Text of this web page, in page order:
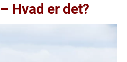
Hvad er det?